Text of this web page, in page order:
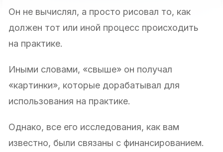
Он не вычислял, а просто рисовал то, как
должен тот или иной процесс происходить
на практике.
Иными словами, «свыше» он получал
«картинки», которые дорабатывал для
использования на практике.
Однако, все его исследования, как вам
известно, были связаны с финансированием.